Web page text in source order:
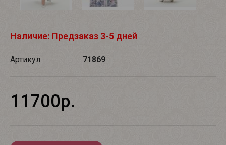
Наличие: Предзаказ 3-5 дней
Артикул: 71869
11700р.